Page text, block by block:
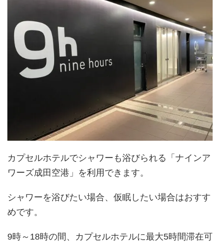
カプセルホテルでシャワーも浴びられる「ナインア
ワーズ成田空港」を利用できます。
シャワーを浴びたい場合、仮眠したい場合はおすす
めです。
9時～18時の間、カプセルホテルに最大5時間滞在可